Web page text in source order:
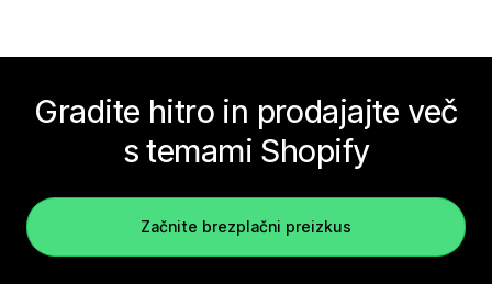
Gradite hitro in prodajajte več
s temami Shopify
Začnite brezplačni preizkus